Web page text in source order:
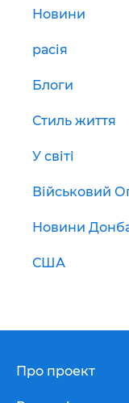
Новини
расія
Блоги
Стиль життя
У світі
Військовий
Новини
США
Про проект